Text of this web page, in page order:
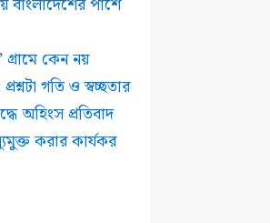
বাংলাদেশের পাশে
গ্রামে কেন নয়
গতি ও স্বচ্ছতার
অহিংস প্রতিবাদ
করার কার্যকর